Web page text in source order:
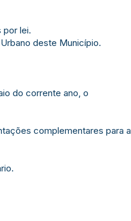
por lei.
deste Município.
do corrente ano, o
complementares para a